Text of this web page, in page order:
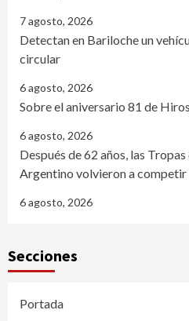
7 agosto, 2026
Detectan en Bariloche un
circular
6 agosto, 2026
Sobre el aniversario 81 de
6 agosto, 2026
Después de 62 años, las
Argentino volvieron a
6 agosto, 2026
Secciones
Portada